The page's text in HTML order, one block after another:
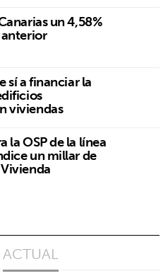
un 4,58%
sí a financiar la
viviendas
la OSP de la línea
un millar de
ACTUAL